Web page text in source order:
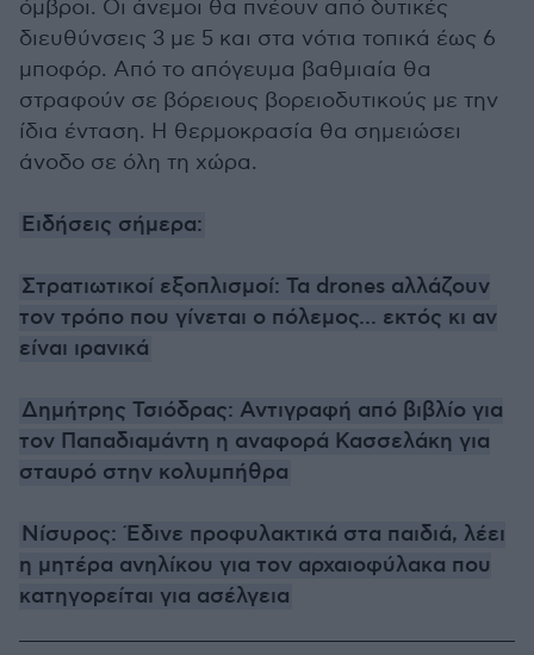
όμβροι. Οι άνεμοι θα πνέουν από δυτικές
διευθύνσεις 3 με 5 και στα νότια τοπικά έως 6
μποφόρ. Από το απόγευμα βαθμιαία θα
στραφούν σε βόρειους βορειοδυτικούς με την
ίδια ένταση. Η θερμοκρασία θα σημειώσει
άνοδο σε όλη τη χώρα.
Ειδήσεις σήμερα:
Στρατιωτικοί εξοπλισμοί: Τα drones αλλάζουν
τον τρόπο που γίνεται ο πόλεμος... εκτός κι αν
είναι ιρανικά
Δημήτρης Τσιόδρας: Αντιγραφή από βιβλίο για
τον Παπαδιαμάντη η αναφορά Κασσελάκη για
σταυρό στην κολυμπήθρα
Νίσυρος: Έδινε προφυλακτικά στα παιδιά, λέει
η μητέρα ανηλίκου για τον αρχαιοφύλακα που
κατηγορείται για ασέλγεια